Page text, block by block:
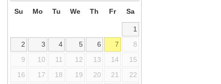
Su Mo Tu We Th Fr Sa
1
2
3 4 5 6 7
8
9
10 11 12 13 14
15
16
17 18 19 20 21
22